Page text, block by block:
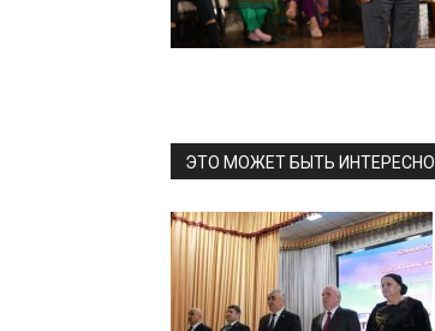
ЭТО МОЖЕТ БЫТЬ ИНТЕРЕСНО